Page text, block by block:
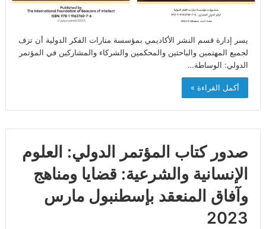
يسر إدارة قسم النشر الأكاديمي بمؤسسة منارات الفكر الدولية أن تزف
لجميع المهتمين والباحثين والمحكمين والشركاء والمشاركين في المؤتمر
الدولي: الوساطة…
أكمل القراءة »
صدور كتاب المؤتمر الدولي: العلوم
الإنسانية والشرعية: قضايا ومناهج
وآفاق المنعقد بإسطنبول مارس
2023‎‎‎‎‎